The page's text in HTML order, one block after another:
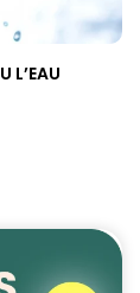
L’EAU